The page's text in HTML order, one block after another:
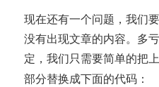
现在还有一个问题，我们
没有出现文章的内容。多
定，我们只需要简单的把
部分替换成下面的代码：